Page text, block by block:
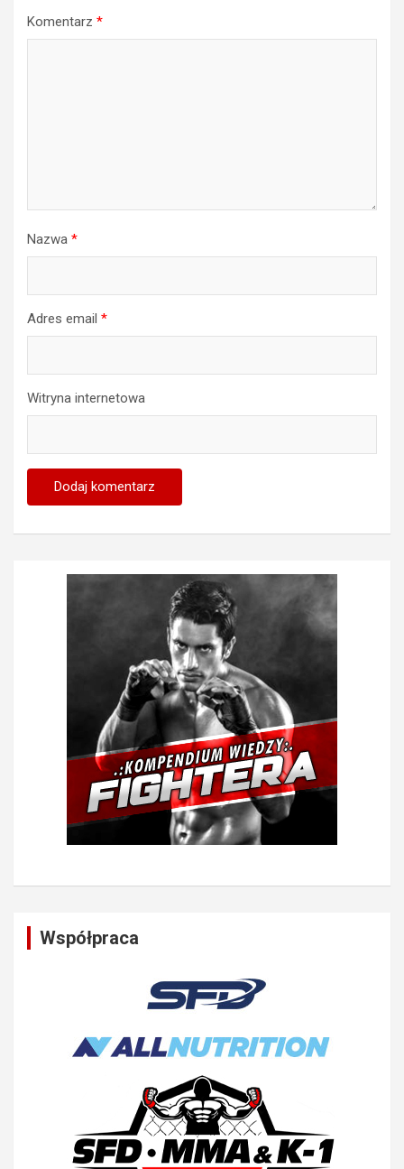
Komentarz *
Nazwa *
Adres email *
Witryna internetowa
Współpraca